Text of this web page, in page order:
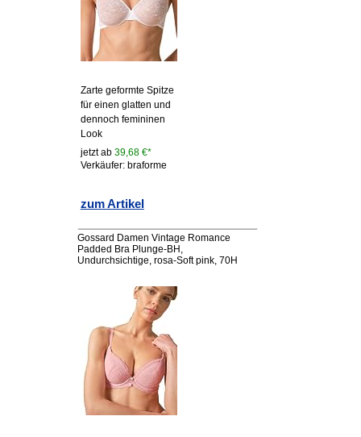
Zarte geformte Spitze
für einen glatten und
dennoch femininen
Look
jetzt ab 39,68 €*
Verkäufer: braforme
zum Artikel
Gossard Damen Vintage Romance
Padded Bra Plunge-BH,
Undurchsichtige, rosa-Soft pink, 70H